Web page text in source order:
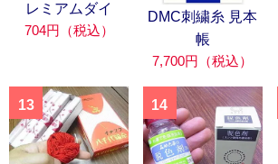
レミアムダイ
704円（税込）
DMC刺繍糸 見本
帳
7,700円（税込）
13 14